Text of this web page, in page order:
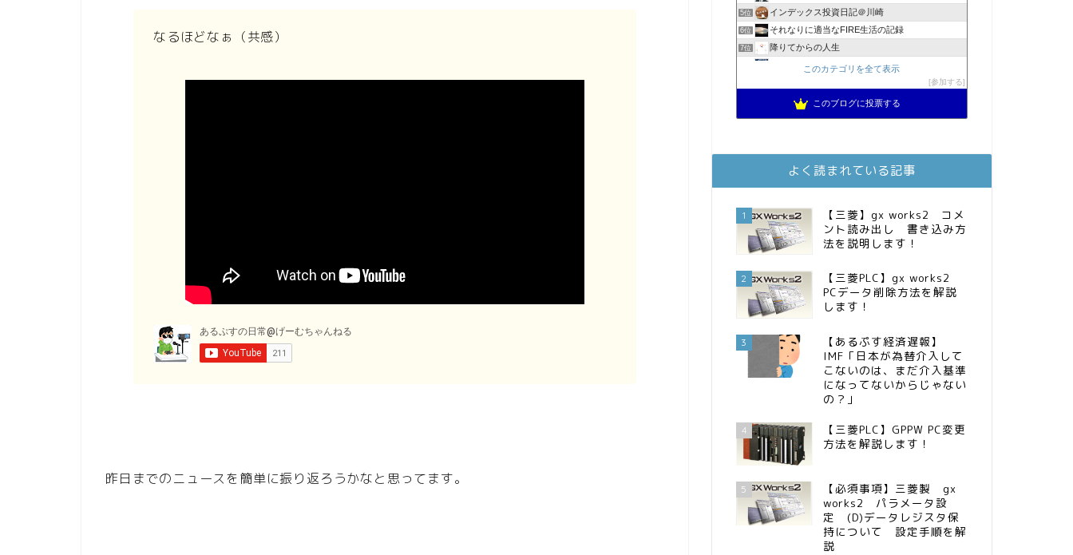
なるほどなぁ（共感）
昨日までのニュースを簡単に振り返ろうかなと思ってます。
5位 インデックス投資日記＠川崎
6位 それなりに適当なFIRE生活の記録
7位 降りてからの人生
2023年(46歳)FIRE！！！＠20XX年FIRE！！！
スパコンSEが効率的投資で一家セミリタイアするブログ
11位 MBAのインデックス投資日記
13位 お金に困らない生活（インデックス投資ブログ）
FPが実践するお金の知恵を磨く勉強会
15位 インデックス投資でも富裕層
このカテゴリを全て表示
参加する
このブログに投票する
よく読まれている記事
1
【三菱】gx works2 コメ
ント読み出し 書き込み方
法を説明します！
2
【三菱PLC】gx works2
PCデータ削除方法を解説
します！
3
【あるぷす経済遅報】
IMF「日本が為替介入して
こないのは、まだ介入基準
になってないからじゃない
の？」
4
【三菱PLC】GPPW PC変更
方法を解説します！
5
【必須事項】三菱製 gx
works2 パラメータ設
定 (D)データレジスタ保
持について 設定手順を解
説